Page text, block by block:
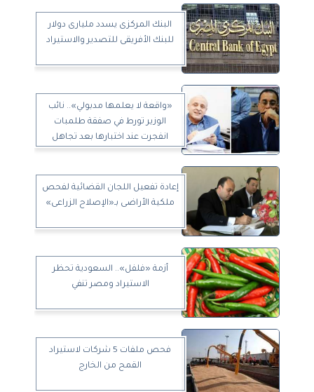
البنك المركزى يسدد مليارى دولار
للبنك الأفريقى للتصدير والاستيراد
«واقعة لا يعلمها مدبولي».. نائب
الوزير تورط في صفقة طلمبات
انفجرت عند اختبارها بعد تجاهل
إعادة تفعيل اللجان القضائية لفحص
ملكية الأراضى بـ«الإصلاح الزراعى»
أزمة «فلفل».. السعودية تحظر
الاستيراد ومصر تنفي
فحص ملفات 5 شركات لاستيراد
القمح من الخارج